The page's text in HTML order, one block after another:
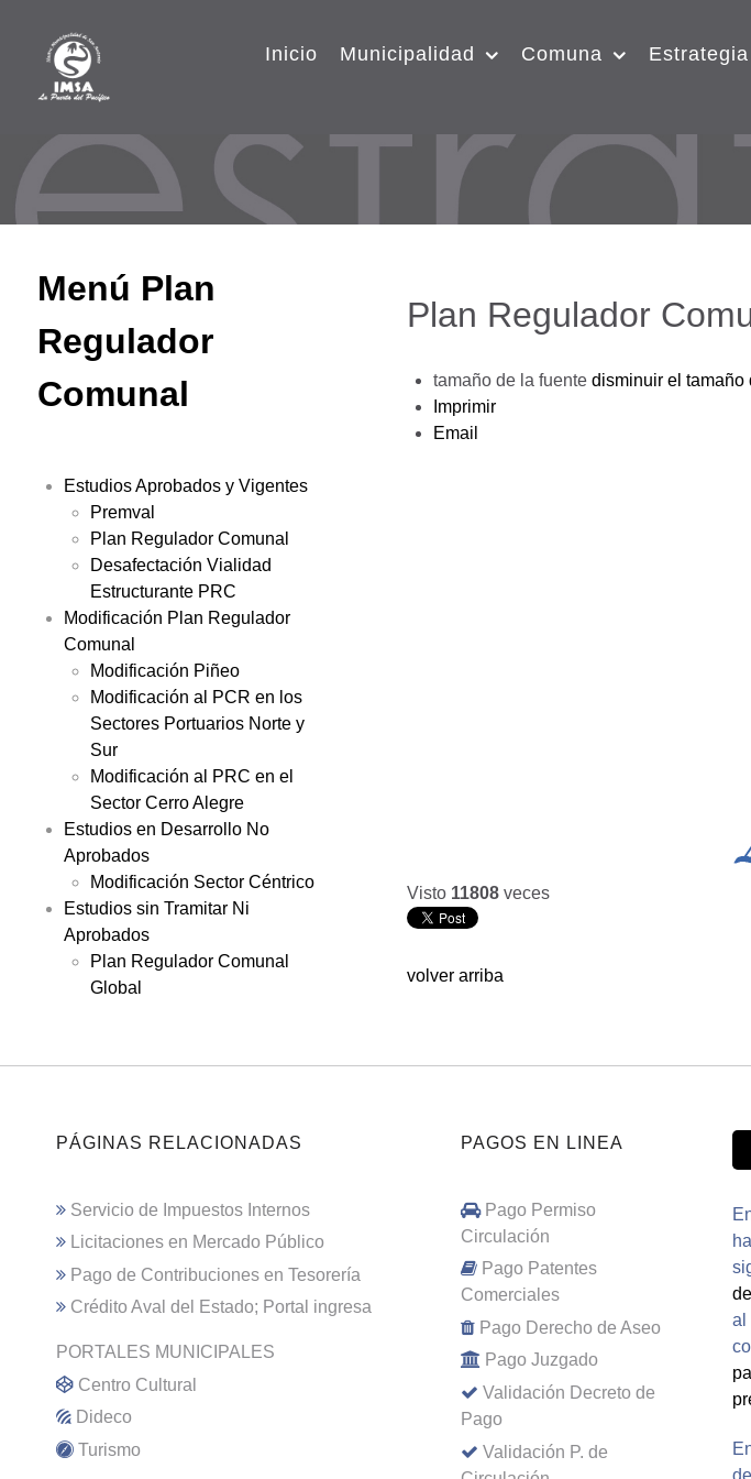
Inicio Municipalidad Comuna Estrategia
Menú Plan
Regulador
Comunal
Estudios Aprobados y Vigentes
Premval
Plan Regulador Comunal
Desafectación Vialidad
Estructurante PRC
Modificación Plan Regulador
Comunal
Modificación Piñeo
Modificación al PCR en los
Sectores Portuarios Norte y
Sur
Modificación al PRC en el
Sector Cerro Alegre
Estudios en Desarrollo No
Aprobados
Modificación Sector Céntrico
Estudios sin Tramitar Ni
Aprobados
Plan Regulador Comunal
Global
Plan Regulador
tamaño de la fuente disminuir el tamaño
Imprimir
Email
Visto 11808 veces
volver arriba
PÁGINAS RELACIONADAS
Servicio de Impuestos Internos
Licitaciones en Mercado Público
Pago de Contribuciones en Tesorería
Crédito Aval del Estado; Portal ingresa
PORTALES MUNICIPALES
Centro Cultural
Dideco
Turismo
PAGOS EN LINEA
Pago Permiso
Circulación
Pago Patentes
Comerciales
Pago Derecho de Aseo
Pago Juzgado
Validación Decreto de
Pago
Validación P. de
al